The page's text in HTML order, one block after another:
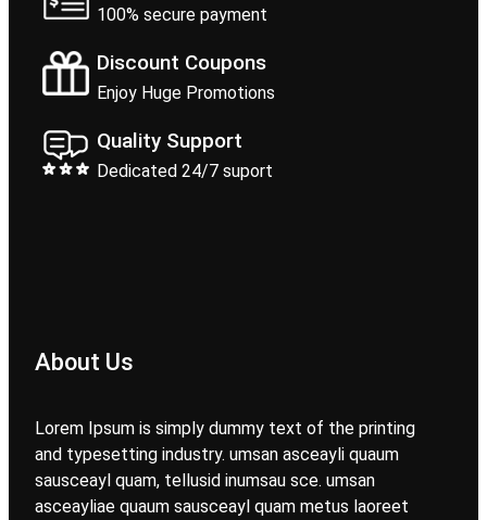
100% secure payment
Discount Coupons
Enjoy Huge Promotions
Quality Support
Dedicated 24/7 suport
About Us
Lorem Ipsum is simply dummy text of the printing
and typesetting industry. umsan asceayli quaum
sausceayl quam, tellusid inumsau sce. umsan
asceayliae quaum sausceayl quam metus laoreet